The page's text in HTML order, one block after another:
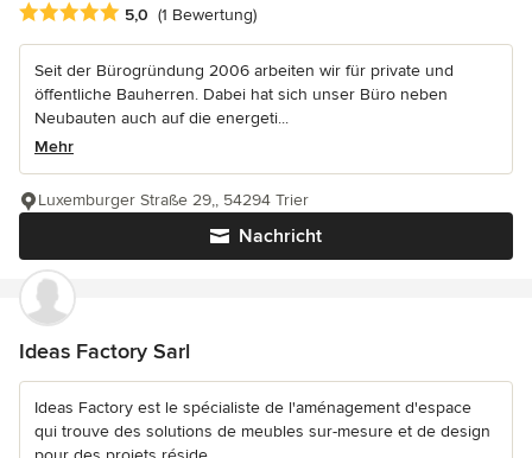
Durchschnittliche Bewertung: 5 von 5 Sternen
5,0 (1 Bewertung)
Seit der Bürogründung 2006 arbeiten wir für private und
öffentliche Bauherren. Dabei hat sich unser Büro neben
Neubauten auch auf die energeti...
Mehr
Nachricht
Luxemburger Straße 29,, 54294 Trier
Ideas Factory Sarl
Ideas Factory est le spécialiste de l'aménagement d'espace
qui trouve des solutions de meubles sur-mesure et de design